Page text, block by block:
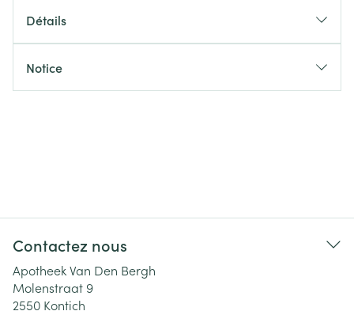
Détails
Notice
Contactez nous
Apotheek Van Den Bergh
Molenstraat 9
2550 Kontich